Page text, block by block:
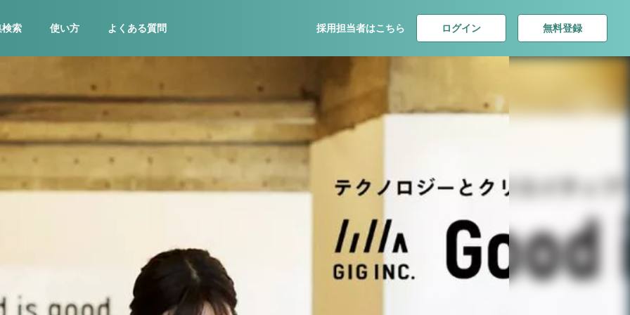
検索 使い方 よくある質問 採用担当者はこちら ログイン 無料登録